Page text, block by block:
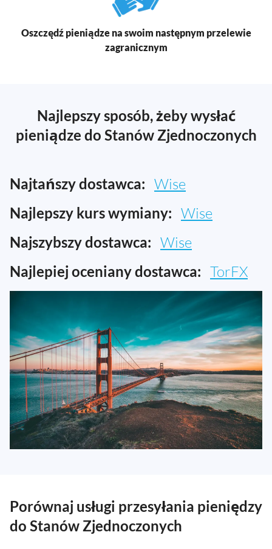
Oszczędź pieniądze na swoim następnym przelewie
zagranicznym
Najlepszy sposób, żeby wysłać
pieniądze do Stanów Zjednoczonych
Najtańszy dostawca: Wise
Najlepszy kurs wymiany: Wise
Najszybszy dostawca: Wise
Najlepiej oceniany dostawca: TorFX
Porównaj usługi przesyłania pieniędzy
do Stanów Zjednoczonych